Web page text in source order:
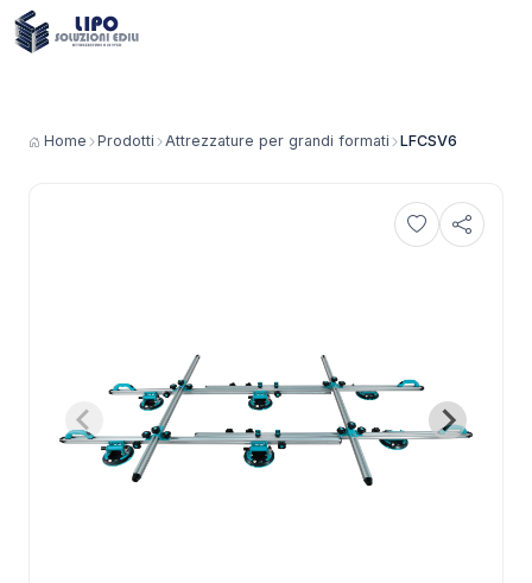
Home Prodotti Attrezzature per grandi formati LFCSV6